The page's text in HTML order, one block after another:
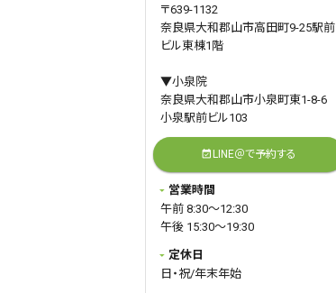
〒639-1132
奈良県大和郡山市高田町9-25駅前
ビル東棟1階
▼小泉院
奈良県大和郡山市小泉町東1-8-6
小泉駅前ビル103
event_available LINE＠で予約する
営業時間
午前 8:30～12:30
午後 15:30～19:30
定休日
日・祝/年末年始